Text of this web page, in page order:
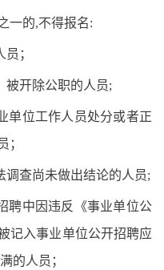
一的,不得报名:
；
被开除公职的人员;
单位工作人员处分或者正
；
调查尚未做出结论的人员;
聘中因违反《事业单位公
记入事业单位公开招聘应
的人员；